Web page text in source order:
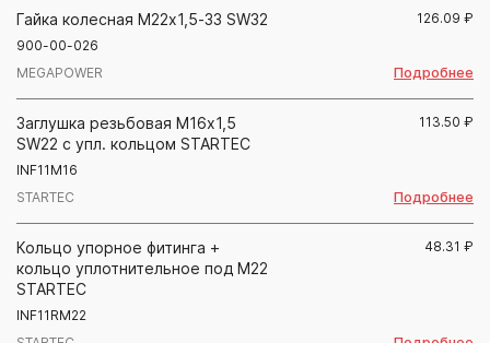
Гайка колесная М22х1,5-33 SW32
900-00-026
MEGAPOWER
126.09 ₽
Подробнее
Заглушка резьбовая М16х1,5
SW22 с упл. кольцом STARTEC
INF11M16
STARTEC
113.50 ₽
Подробнее
Кольцо упорное фитинга +
кольцо уплотнительное под М22
STARTEC
INF11RM22
48.31 ₽